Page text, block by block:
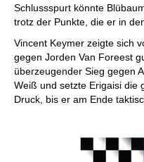
Schlussspurt könnte
trotz der Punkte, die er in
Vincent Keymer zeigte sich
gegen Jorden Van Foreest
überzeugender Sieg gegen
Weiß und setzte Erigaisi die
Druck, bis er am Ende